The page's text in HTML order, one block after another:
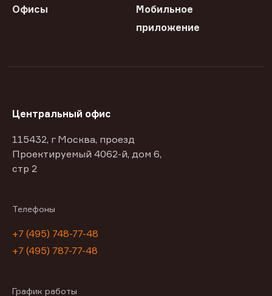
Офисы
Мобильное
приложение
Центральный офис
115432, г Москва, проезд
Проектируемый 4062-й, дом 6,
стр 2
Телефоны
+7 (495) 748-77-48
+7 (495) 787-77-48
График работы